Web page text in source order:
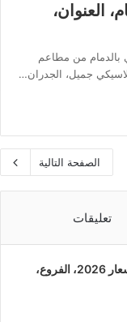
العنوان،
بالدمام من مطاعم
جميل، الجدران…
الصفحة التالية
تعليقات
بيت المكرونة | المنيو، الأسعار 2026، الفروع،